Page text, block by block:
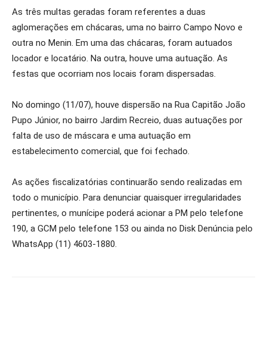
As três multas geradas foram referentes a duas
aglomerações em chácaras, uma no bairro Campo Novo e
outra no Menin. Em uma das chácaras, foram autuados
locador e locatário. Na outra, houve uma autuação. As
festas que ocorriam nos locais foram dispersadas.
No domingo (11/07), houve dispersão na Rua Capitão João
Pupo Júnior, no bairro Jardim Recreio, duas autuações por
falta de uso de máscara e uma autuação em
estabelecimento comercial, que foi fechado.
As ações fiscalizatórias continuarão sendo realizadas em
todo o município. Para denunciar quaisquer irregularidades
pertinentes, o munícipe poderá acionar a PM pelo telefone
190, a GCM pelo telefone 153 ou ainda no Disk Denúncia pelo
WhatsApp (11) 4603-1880.